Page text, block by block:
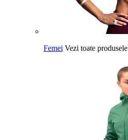
Femei Vezi toate produsele